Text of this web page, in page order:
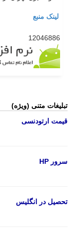
لینک منبع
12046886
تبلیغات متنی (ویژه)
قیمت ارتودنسی
سرور HP
تحصیل در انگلیس